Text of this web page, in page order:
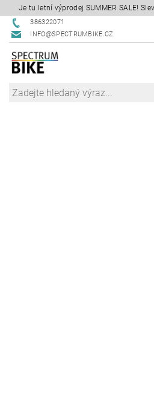
Je tu letní výprodej SUMMER SALE!
386322071
INFO@SPECTRUMBIKE.CZ